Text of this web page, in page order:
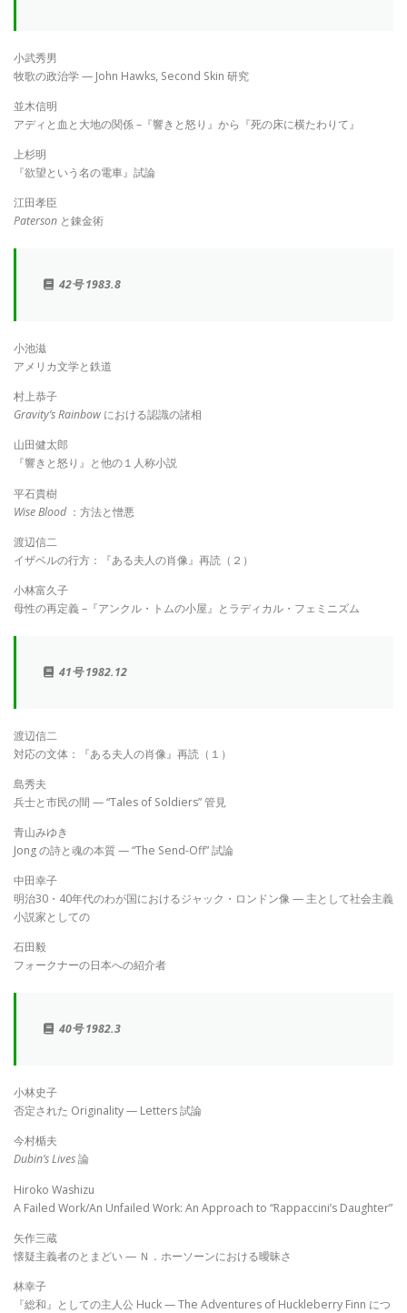
小武秀男
牧歌の政治学 — John Hawks, Second Skin 研究
並木信明
アディと血と大地の関係 –『響きと怒り』から『死の床に横たわりて』
上杉明
『欲望という名の電車』試論
江田孝臣
Paterson と錬金術
42号 1983.8
小池滋
アメリカ文学と鉄道
村上恭子
Gravity’s Rainbow における認識の諸相
山田健太郎
『響きと怒り』と他の１人称小説
平石貴樹
Wise Blood：方法と憎悪
渡辺信二
イザベルの行方：『ある夫人の肖像』再読（２）
小林富久子
母性の再定義 –『アンクル・トムの小屋』とラディカル・フェミニズム
41号 1982.12
渡辺信二
対応の文体：『ある夫人の肖像』再読（１）
島秀夫
兵士と市民の間 — “Tales of Soldiers” 管見
青山みゆき
Jong の詩と魂の本質 — “The Send-Off” 試論
中田幸子
明治30・40年代のわが国におけるジャック・ロンドン像 — 主として社会主義
小説家としての
石田毅
フォークナーの日本への紹介者
40号 1982.3
小林史子
否定された Originality — Letters 試論
今村楯夫
Dubin’s Lives論
Hiroko Washizu
A Failed Work/An Unfailed Work: An Approach to “Rappaccini’s Daughter”
矢作三蔵
懐疑主義者のとまどい — Ｎ．ホーソーンにおける曖昧さ
林幸子
『総和』としての主人公 Huck — The Adventures of Huckleberry Finn につ